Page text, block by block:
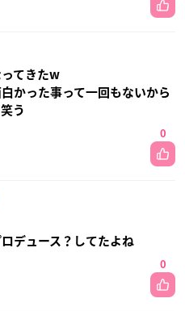
てきたw
かった事って一回もないから
う
0
デュース？してたよね
0